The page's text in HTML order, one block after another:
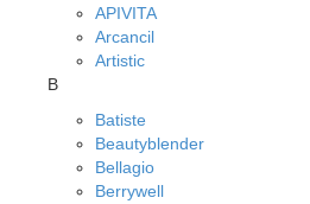
APIVITA
Arcancil
Artistic
B
Batiste
Beautyblender
Bellagio
Berrywell